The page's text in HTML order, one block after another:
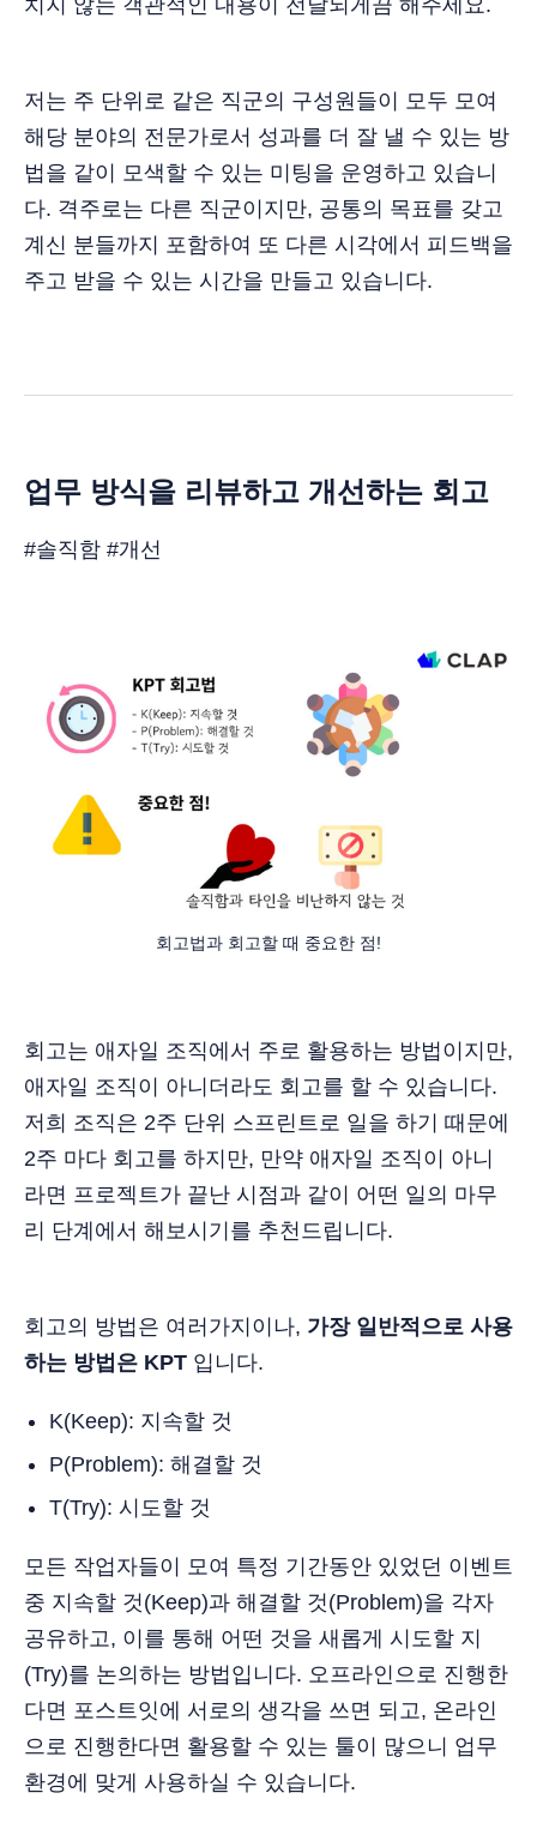
저는 주 단위로 같은 직군의 구성원들이 모두 모여
해당 분야의 전문가로서 성과를 더 잘 낼 수 있는 방
법을 같이 모색할 수 있는 미팅을 운영하고 있습니
다. 격주로는 다른 직군이지만, 공통의 목표를 갖고
계신 분들까지 포함하여 또 다른 시각에서 피드백을
주고 받을 수 있는 시간을 만들고 있습니다.
업무 방식을 리뷰하고 개선하는 회고
#솔직함 #개선
회고법과 회고할 때 중요한 점!
회고는 애자일 조직에서 주로 활용하는 방법이지만,
애자일 조직이 아니더라도 회고를 할 수 있습니다.
저희 조직은 2주 단위 스프린트로 일을 하기 때문에
2주 마다 회고를 하지만, 만약 애자일 조직이 아니
라면 프로젝트가 끝난 시점과 같이 어떤 일의 마무
리 단계에서 해보시기를 추천드립니다.
회고의 방법은 여러가지이나, 가장 일반적으로 사용
하는 방법은 KPT 입니다.
K(Keep): 지속할 것
P(Problem): 해결할 것
T(Try): 시도할 것
모든 작업자들이 모여 특정 기간동안 있었던 이벤트
중 지속할 것(Keep)과 해결할 것(Problem)을 각자
공유하고, 이를 통해 어떤 것을 새롭게 시도할 지
(Try)를 논의하는 방법입니다. 오프라인으로 진행한
다면 포스트잇에 서로의 생각을 쓰면 되고, 온라인
으로 진행한다면 활용할 수 있는 툴이 많으니 업무
환경에 맞게 사용하실 수 있습니다.